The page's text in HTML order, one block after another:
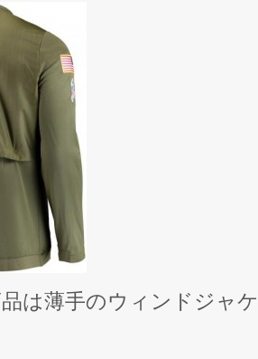
は薄手のウィンドジャ